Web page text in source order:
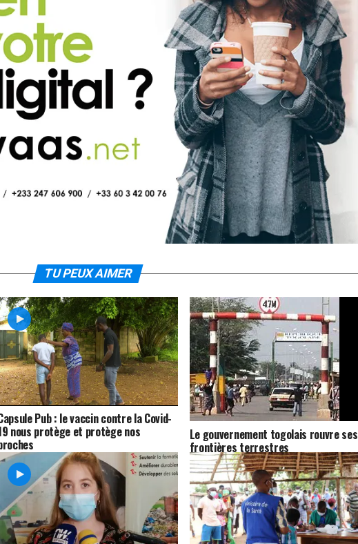
TU PEUX AIMER
Pub : le vaccin contre la Covid-
nous protège et protège nos Le gouvernement togolais rouvre ses
frontières terrestres